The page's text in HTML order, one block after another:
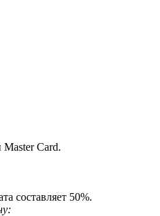
Card.
составляет 50%.